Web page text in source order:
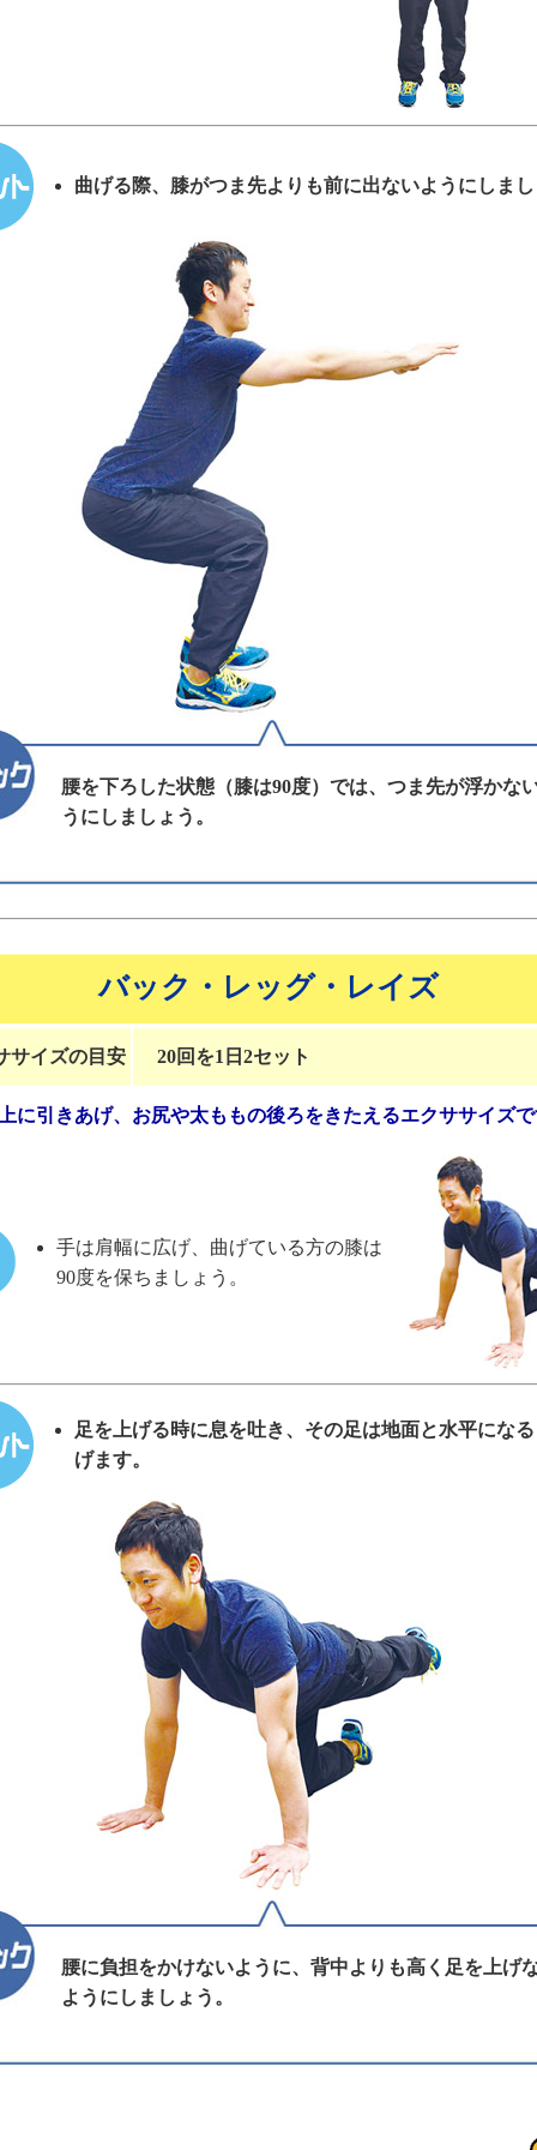
曲げる際、膝がつま先よりも前に出ないようにしま
腰を下ろした状態（膝は90度）では、つま先が浮かな
うにしましょう。
バック・レッグ・レイズ
サイズの目安 20回を1日2セット
に引きあげ、お尻や太ももの後ろをきたえるエクササイズ
手は肩幅に広げ、曲げている方の膝は
90度を保ちましょう。
足を上げる時に息を吐き、その足は地面と水平にな
げます。
腰に負担をかけないように、背中よりも高く足を上げ
ようにしましょう。